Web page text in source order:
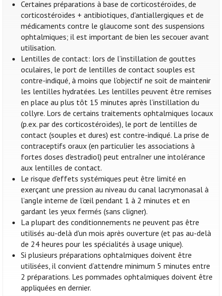
Certaines préparations à base de corticostéroïdes, de
corticostéroïdes + antibiotiques, d'antiallergiques et de
médicaments contre le glaucome sont des suspensions
ophtalmiques; il est important de bien les secouer avant
utilisation.
Lentilles de contact: lors de l’instillation de gouttes
oculaires, le port de lentilles de contact souples est
contre-indiqué, à moins que l’objectif ne soit de maintenir
les lentilles hydratées. Les lentilles peuvent être remises
en place au plus tôt 15 minutes après l’instillation du
collyre. Lors de certains traitements ophtalmiques locaux
(p.ex. par des corticostéroïdes), le port de lentilles de
contact (souples et dures) est contre-indiqué. La prise de
contraceptifs oraux (en particulier les associations à
fortes doses d'estradiol) peut entraîner une intolérance
aux lentilles de contact.
Le risque d'effets systémiques peut être limité en
exerçant une pression au niveau du canal lacrymonasal à
l’angle interne de l’œil pendant 1 à 2 minutes et en
gardant les yeux fermés (sans cligner).
La plupart des conditionnements ne peuvent pas être
utilisés au-delà d'un mois après ouverture (et pas au-delà
de 24 heures pour les spécialités à usage unique).
Si plusieurs préparations ophtalmiques doivent être
utilisées, il convient d’attendre minimum 5 minutes entre
2 préparations. Les pommades ophtalmiques doivent être
appliquées en dernier.